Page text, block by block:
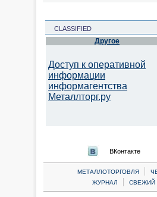
CLASSIFIED
Другое
Доступ к оперативной
информации
информагентства
Металлторг.ру
ВКонтакте
МЕТАЛЛОТОРГОВЛЯ |
ЖУРНАЛ
| СВЕЖИЙ